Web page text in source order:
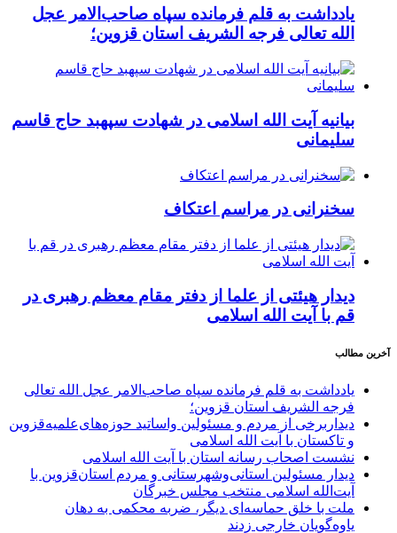
یادداشت به قلم فرمانده سپاه صاحب‌الامر عجل
الله تعالی فرجه الشریف استان قزوین؛
بیانیه آیت الله اسلامی در شهادت سپهبد حاج قاسم
سلیمانی
سخنرانی در مراسم اعتکاف
دیدار هیئتی از علما از دفتر مقام معظم رهبری در
قم با آیت الله اسلامی
آخرین مطالب
یادداشت به قلم فرمانده سپاه صاحب‌الامر عجل الله تعالی
فرجه الشریف استان قزوین؛
دیداربرخی از مردم و مسئولین واساتید حوزه‌های‌علمیه‌قزوین
و تاکستان با آیت الله اسلامی
نشست اصحاب رسانه استان با آیت الله اسلامی
دیدار مسئولین استانی‌وشهرستانی و مردم‌ استان‌قزوین با
آیت‌الله‌ اسلامی منتخب مجلس‌ خبرگان
ملت با خلق حماسه‌ای دیگر، ضربه محکمی به دهان
یاوه‌گویان خارجی زدند